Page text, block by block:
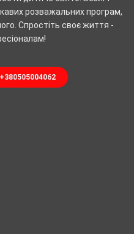
розважальних програм,
Спростіть своє життя -